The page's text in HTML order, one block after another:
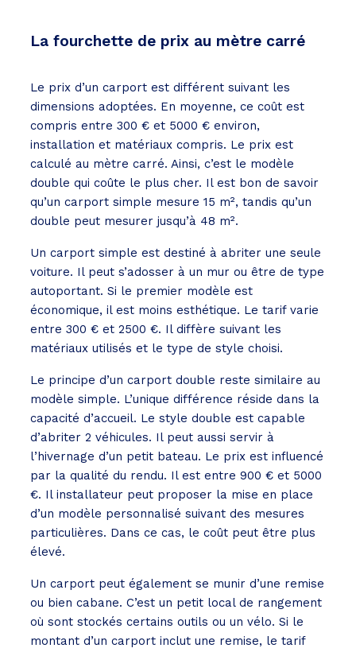
La fourchette de prix au mètre carré
Le prix d’un carport est différent suivant les
dimensions adoptées. En moyenne, ce coût est
compris entre 300 € et 5000 € environ,
installation et matériaux compris. Le prix est
calculé au mètre carré. Ainsi, c’est le modèle
double qui coûte le plus cher. Il est bon de savoir
qu’un carport simple mesure 15 m², tandis qu’un
double peut mesurer jusqu’à 48 m².
Un carport simple est destiné à abriter une seule
voiture. Il peut s’adosser à un mur ou être de type
autoportant. Si le premier modèle est
économique, il est moins esthétique. Le tarif varie
entre 300 € et 2500 €. Il diffère suivant les
matériaux utilisés et le type de style choisi.
Le principe d’un carport double reste similaire au
modèle simple. L’unique différence réside dans la
capacité d’accueil. Le style double est capable
d’abriter 2 véhicules. Il peut aussi servir à
l’hivernage d’un petit bateau. Le prix est influencé
par la qualité du rendu. Il est entre 900 € et 5000
€. Il installateur peut proposer la mise en place
d’un modèle personnalisé suivant des mesures
particulières. Dans ce cas, le coût peut être plus
élevé.
Un carport peut également se munir d’une remise
ou bien cabane. C’est un petit local de rangement
où sont stockés certains outils ou un vélo. Si le
montant d’un carport inclut une remise, le tarif